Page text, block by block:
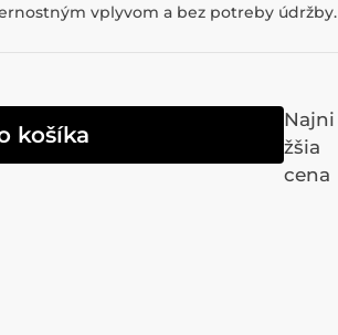
vplyvom a bez potreby údržby.
košíka
Najni
žšia
cena